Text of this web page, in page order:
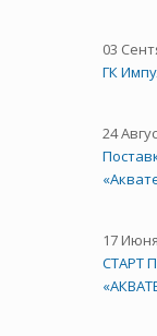
03
ГК
24
17
СТАРТ